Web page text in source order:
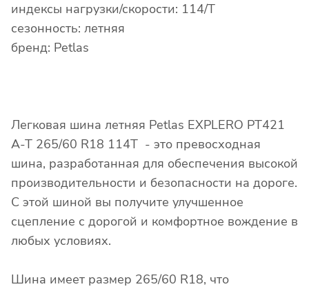
индексы нагрузки/скорости: 114/T
сезонность: летняя
бренд: Petlas
Легковая шина летняя Petlas EXPLERO PT421
A-T 265/60 R18 114T - это превосходная
шина, разработанная для обеспечения высокой
производительности и безопасности на дороге.
С этой шиной вы получите улучшенное
сцепление с дорогой и комфортное вождение в
любых условиях.
Шина имеет размер 265/60 R18, что